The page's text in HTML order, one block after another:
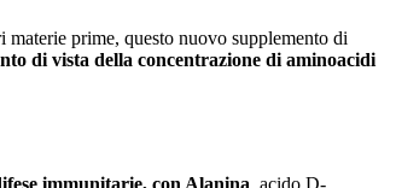
prime, questo nuovo supplemento di
di vista della concentrazione di aminoacidi
immunitarie, con Alanina , acido D-